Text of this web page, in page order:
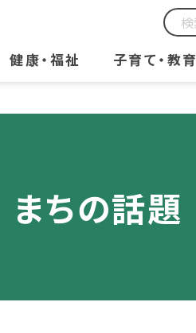
健康・福祉 子育て・教育
まちの話題